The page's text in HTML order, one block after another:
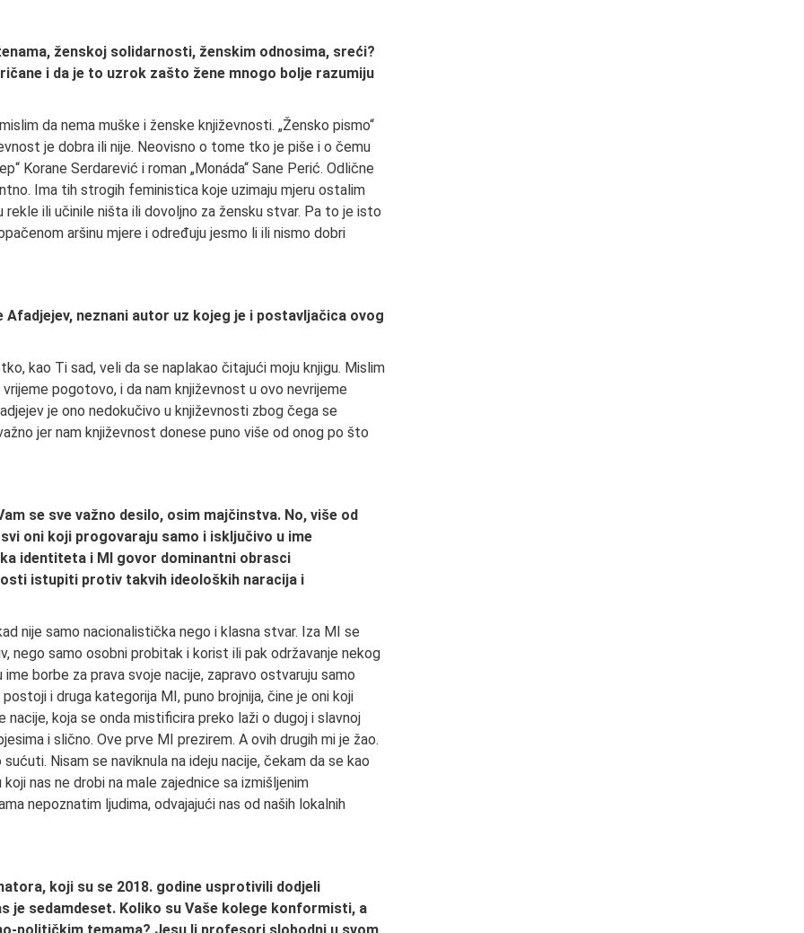
ženskoj solidarnosti, ženskim odnosima, sreći?
i da je to uzrok zašto žene mnogo bolje razumiju
da nema muške i ženske književnosti. „Žensko pismo“
je dobra ili nije. Neovisno o tome tko je piše i o čemu
Korane Serdarević i roman „Monáda“ Sane Perić. Odlične
Ima tih strogih feministica koje uzimaju mjeru ostalim
rekle ili učinile ništa ili dovoljno za žensku stvar. Pa to je isto
aršinu mjere i određuju jesmo li ili nismo dobri
neznani autor uz kojeg je i postavljačica ovog
kao Ti sad, veli da se naplakao čitajući moju knjigu. Mislim
pogotovo, i da nam književnost u ovo nevrijeme
je ono nedokučivo u književnosti zbog čega se
jer nam književnost donese puno više od onog po što
se sve važno desilo, osim majčinstva. No, više od
oni koji progovaraju samo i isključivo u ime
identiteta i MI govor dominantni obrasci
istupiti protiv takvih ideoloških naracija i
nije samo nacionalistička nego i klasna stvar. Iza MI se
nego samo osobni probitak i korist ili pak održavanje nekog
borbe za prava svoje nacije, zapravo ostvaruju samo
i druga kategorija MI, puno brojnija, čine je oni koji
nacije, koja se onda mistificira preko laži o dugoj i slavnoj
i slično. Ove prve MI prezirem. A ovih drugih mi je žao.
Nisam se naviknula na ideju nacije, čekam da se kao
nas ne drobi na male zajednice sa izmišljenim
nepoznatim ljudima, odvajajući nas od naših lokalnih
koji su se 2018. godine usprotivili dodjeli
je sedamdeset. Koliko su Vaše kolege konformisti, a
političkim temama? Jesu li profesori slobodni u svom